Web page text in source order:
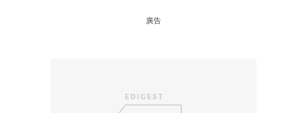
廣告